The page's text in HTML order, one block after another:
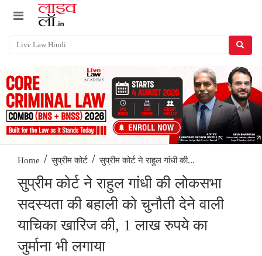
Home / सुप्रीम कोर्ट / सुप्रीम कोर्ट ने राहुल गांधी की...
सुप्रीम कोर्ट ने राहुल गांधी की लोकसभा
सदस्यता की बहाली को चुनौती देने वाली
याचिका खारिज की, 1 लाख रुपये का
जुर्माना भी लगाया